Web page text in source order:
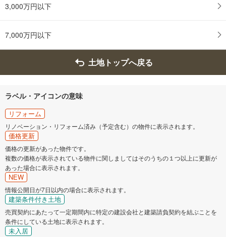
3,000万円以下
7,000万円以下
土地トップへ戻る
ラベル・アイコンの意味
リフォーム
リノベーション・リフォーム済み（予定含む）の物件に表示されます。
価格更新
価格の更新があった物件です。
複数の価格が表示されている物件に関しましてはそのうちの１つ以上に更新が
あった場合に表示されます。
NEW
情報公開日が7日以内の場合に表示されます。
建築条件付き土地
売買契約にあたって一定期間内に特定の建設会社と建築請負契約を結ぶことを
条件にしている土地に表示されます。
未入居